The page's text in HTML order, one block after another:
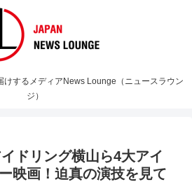
けするメディアNews Lounge（ニュースラウン
ジ）
ドリング横山ら4大アイ
映画！迫真の演技を見て